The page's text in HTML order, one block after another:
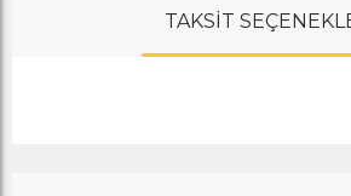
TAKSİT